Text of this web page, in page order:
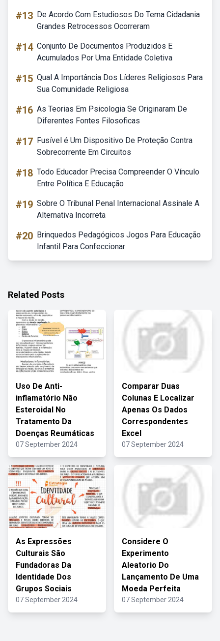
#13 De Acordo Com Estudiosos Do Tema Cidadania
Grandes Retrocessos Ocorreram
#14 Conjunto De Documentos Produzidos E
Acumulados Por Uma Entidade Coletiva
#15 Qual A Importância Dos Líderes Religiosos Para
Sua Comunidade Religiosa
#16 As Teorias Em Psicologia Se Originaram De
Diferentes Fontes Filosoficas
#17 Fusível é Um Dispositivo De Proteção Contra
Sobrecorrente Em Circuitos
#18 Todo Educador Precisa Compreender O Vínculo
Entre Política E Educação
#19 Sobre O Tribunal Penal Internacional Assinale A
Alternativa Incorreta
#20 Brinquedos Pedagógicos Jogos Para Educação
Infantil Para Confeccionar
Related Posts
Uso De Anti-
inflamatório Não
Esteroidal No
Tratamento Da
Doenças Reumáticas
07 September 2024
Comparar Duas
Colunas E Localizar
Apenas Os Dados
Correspondentes
Excel
07 September 2024
As Expressões
Culturais São
Fundadoras Da
Identidade Dos
Grupos Sociais
07 September 2024
Considere O
Experimento
Aleatorio Do
Lançamento De Uma
Moeda Perfeita
07 September 2024